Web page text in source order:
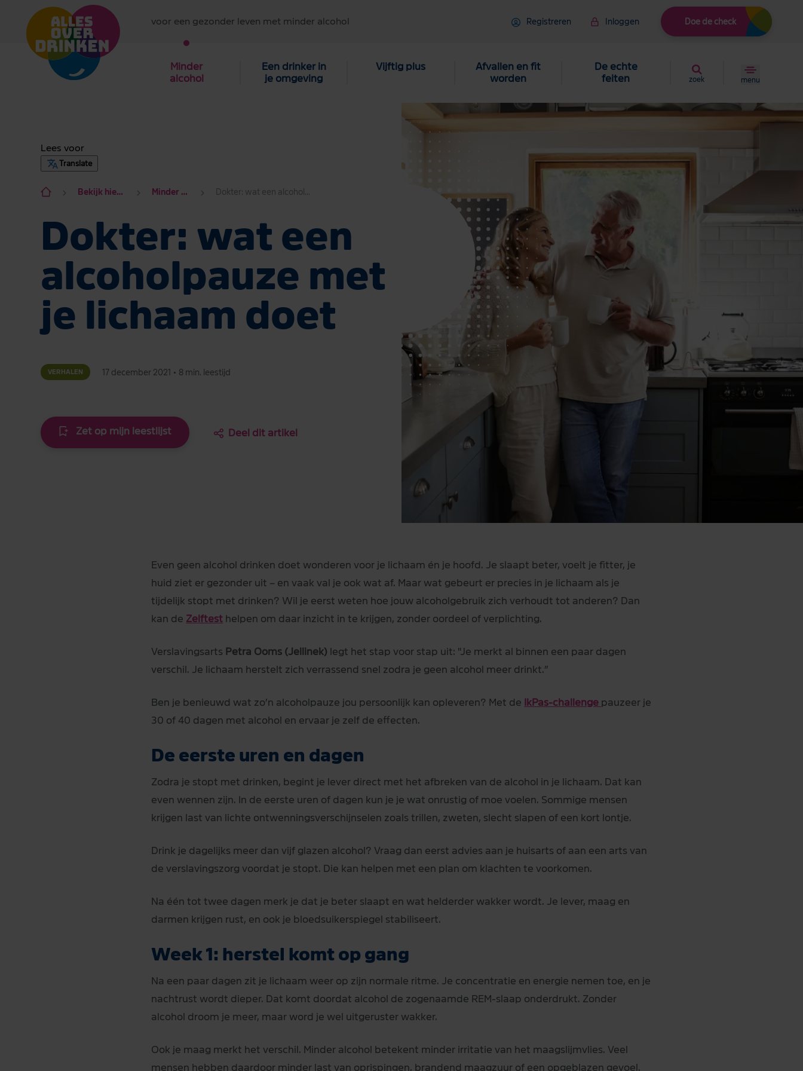
voor een gezonder leven met minder alcohol Registreren Inloggen Doe de check
Minder
alcohol
Een drinker in
je omgeving
Vijftig plus
Afvallen en fit
worden
De echte
feiten
zoek menu
Lees voor
Translate
Bekijk hier alle onderwerpen Minder alcohol drinken? Dokter: wat een alcoholpauze met je lichaam doet
Dokter: wat een
alcoholpauze met
je lichaam doet
VERHALEN 17 december 2021 • 8 min. leestijd
Zet op mijn leestlijst Deel dit artikel
Even geen alcohol drinken doet wonderen voor je lichaam én je hoofd. Je slaapt beter, voelt je fitter, je
huid ziet er gezonder uit – en vaak val je ook wat af. Maar wat gebeurt er precies in je lichaam als je
tijdelijk stopt met drinken? Wil je eerst weten hoe jouw alcoholgebruik zich verhoudt tot anderen? Dan
kan de Zelftest helpen om daar inzicht in te krijgen, zonder oordeel of verplichting.
Verslavingsarts Petra Ooms (Jellinek) legt het stap voor stap uit: "Je merkt al binnen een paar dagen
verschil. Je lichaam herstelt zich verrassend snel zodra je geen alcohol meer drinkt.”
Ben je benieuwd wat zo’n alcoholpauze jou persoonlijk kan opleveren? Met de IkPas-challenge pauzeer je
30 of 40 dagen met alcohol en ervaar je zelf de effecten.
De eerste uren en dagen
Zodra je stopt met drinken, begint je lever direct met het afbreken van de alcohol in je lichaam. Dat kan
even wennen zijn. In de eerste uren of dagen kun je je wat onrustig of moe voelen. Sommige mensen
krijgen last van lichte ontwenningsverschijnselen zoals trillen, zweten, slecht slapen of een kort lontje.
Drink je dagelijks meer dan vijf glazen alcohol? Vraag dan eerst advies aan je huisarts of aan een arts van
de verslavingszorg voordat je stopt. Die kan helpen met een plan om klachten te voorkomen.
Na één tot twee dagen merk je dat je beter slaapt en wat helderder wakker wordt. Je lever, maag en
darmen krijgen rust, en ook je bloedsuikerspiegel stabiliseert.
Week 1: herstel komt op gang
Na een paar dagen zit je lichaam weer op zijn normale ritme. Je concentratie en energie nemen toe, en je
nachtrust wordt dieper. Dat komt doordat alcohol de zogenaamde REM-slaap onderdrukt. Zonder
alcohol droom je meer, maar word je wel uitgeruster wakker.
Ook je maag merkt het verschil. Minder alcohol betekent minder irritatie van het maagslijmvlies. Veel
mensen hebben daardoor minder last van oprispingen, brandend maagzuur of een opgeblazen gevoel.